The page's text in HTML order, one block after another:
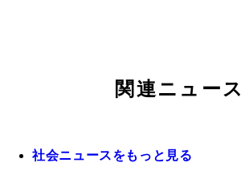
関連ニュース
社会ニュースをもっと見る